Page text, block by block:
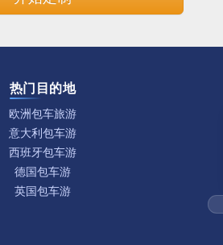
热门目的地
欧洲包车旅游
意大利包车游
西班牙包车游
德国包车游
英国包车游